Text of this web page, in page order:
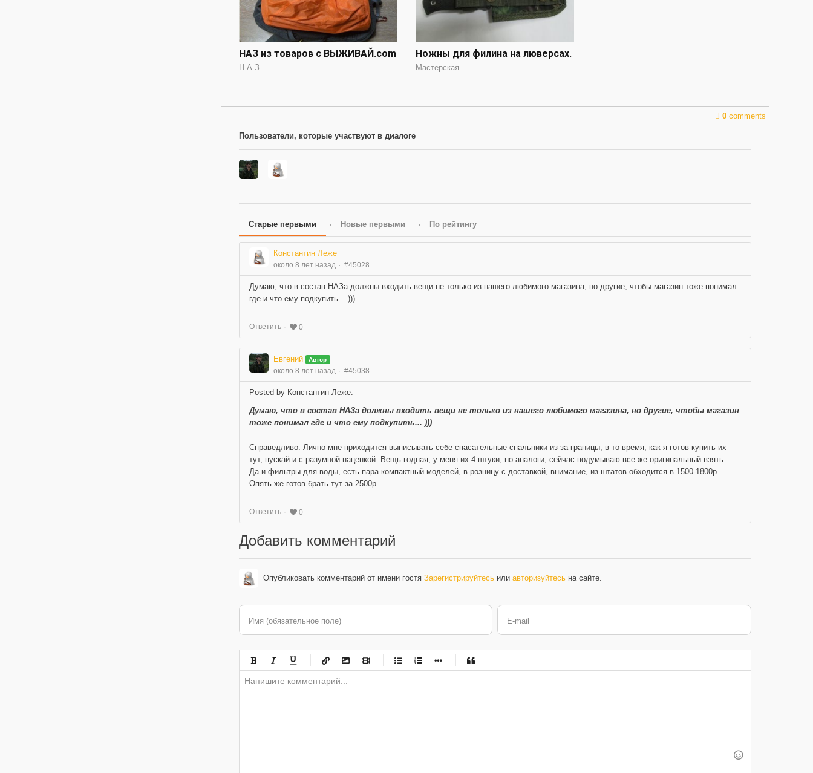
НАЗ из товаров с ВЫЖИВАЙ.com
Н.А.З.
Ножны для филина на люверсах.
Мастерская
0 comments
Пользователи, которые участвуют в диалоге
Старые первыми Новые первыми По рейтингу
Константин Леже
около 8 лет назад #45028
Думаю, что в состав НАЗа должны входить вещи не только из нашего любимого магазина, но другие, чтобы магазин тоже понимал
где и что ему подкупить... )))
Ответить 0
Евгений Автор
около 8 лет назад #45038
Posted by Константин Леже:
Думаю, что в состав НАЗа должны входить вещи не только из нашего любимого магазина, но другие, чтобы магазин
тоже понимал где и что ему подкупить... )))
Справедливо. Лично мне приходится выписывать себе спасательные спальники из-за границы, в то время, как я готов купить их
тут, пускай и с разумной наценкой. Вещь годная, у меня их 4 штуки, но аналоги, сейчас подумываю все же оригинальный взять.
Да и фильтры для воды, есть пара компактный моделей, в розницу с доставкой, внимание, из штатов обходится в 1500-1800р.
Опять же готов брать тут за 2500р.
Ответить 0
Добавить комментарий
Опубликовать комментарий от имени гостя Зарегистрируйтесьили авторизуйтесьна сайте.
Имя (обязательное поле) E-mail
-
-
-